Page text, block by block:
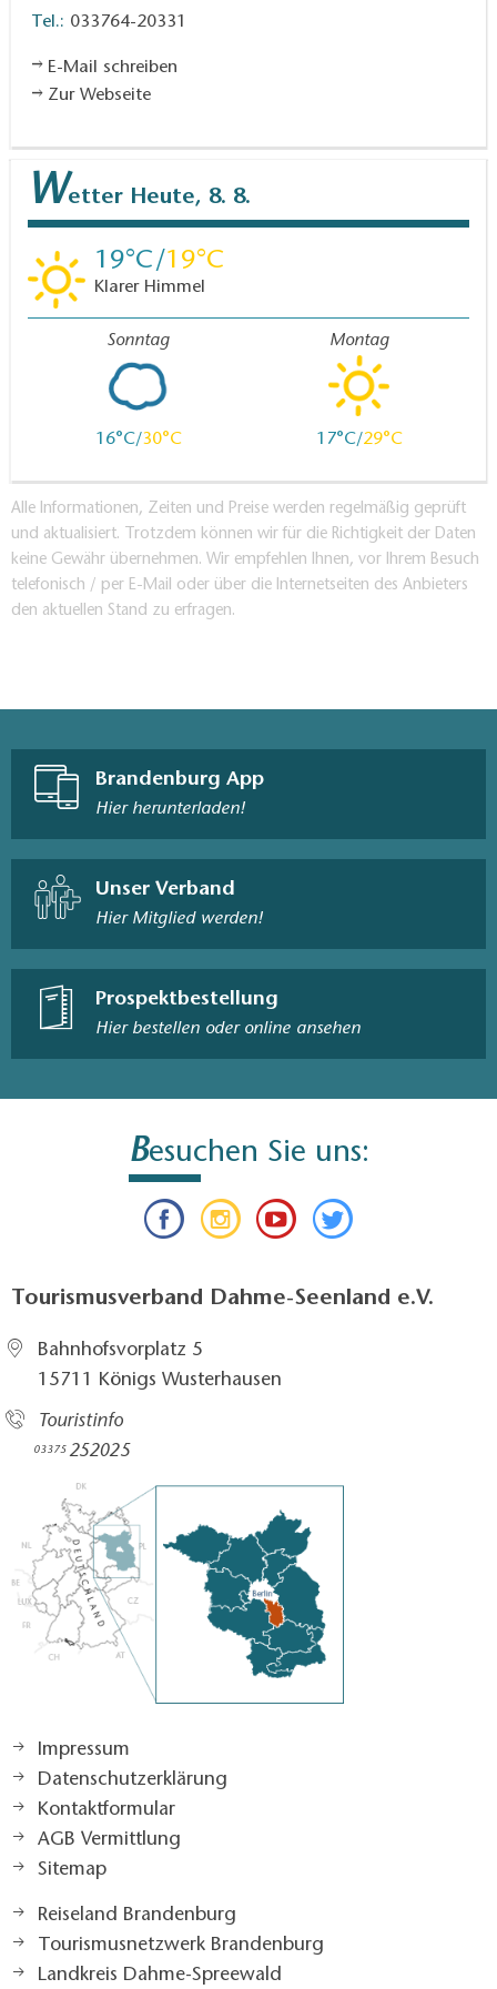
Tel.: 033764-20331
E-Mail schreiben
Zur Webseite
Wetter Heute, 8. 8.
19 19
Klarer Himmel
Sonntag
16 30
Montag
17 29
Alle Informationen, Zeiten und Preise werden regelmäßig geprüft
und aktualisiert. Trotzdem können wir für die Richtigkeit der Daten
keine Gewähr übernehmen. Wir empfehlen Ihnen, vor Ihrem Besuch
telefonisch / per E-Mail oder über die Internetseiten des Anbieters
den aktuellen Stand zu erfragen.
Brandenburg App
Hier herunterladen!
Unser Verband
Hier Mitglied werden!
Prospektbestellung
Hier bestellen oder online ansehen
Besuchen Sie uns:
Tourismusverband Dahme-Seenland e.V.
Bahnhofsvorplatz 5​
15711 Königs Wusterhausen
Touristinfo
03375252025​
Impressum
Datenschutzerklärung
Kontaktformular
AGB Vermittlung
Sitemap
Reiseland Brandenburg
Tourismusnetzwerk Brandenburg
Landkreis Dahme-Spreewald